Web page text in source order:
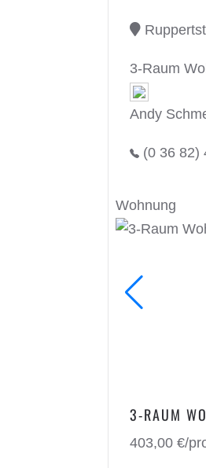
3-Raum
Andy
(0 36 82)
Wohnung
3-RAUM
403,00 €/